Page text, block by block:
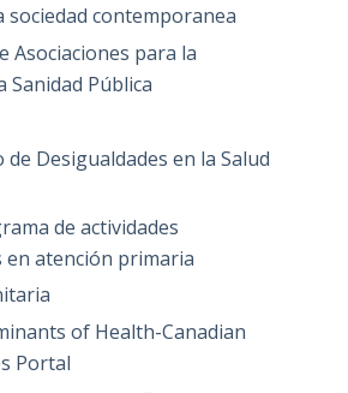
sociedad contemporanea
Asociaciones para la
Sanidad Pública
Desigualdades en la Salud
de actividades
atención primaria
of Health-Canadian
Portal